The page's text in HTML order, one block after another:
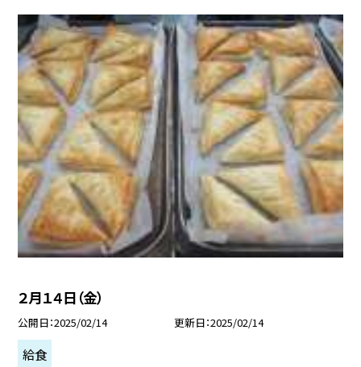
２月１４日（金）
公開日 2025/02/14 更新日 2025/02/14
給食